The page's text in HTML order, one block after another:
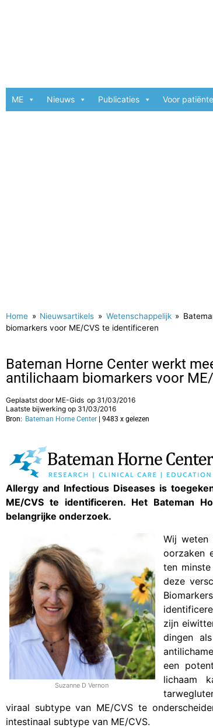
ME Nieuws Publicaties Voor
Home » Nieuwsartikels » Wetenschappelijk»
biomarkers voor ME/CVS te identificeren
Bateman Horne Center werkt
antilichaam biomarkers voor
Geplaatst door ME-Gids op 31/03/2016
Laatste bijwerking op 31/03/2016
Bron: Bateman Horne Center | 9483 x gelezen
Allergy and Infectious Diseases is
ME/CVS te identificeren. Het Bateman
belangrijke onderzoek.
Suzanne D Vernon
Wij weten
oorzaken
ten
deze
zijn
dingen
een
lichaam
viraal subtype van ME/CVS te
intestinaal subtype van ME/CVS.